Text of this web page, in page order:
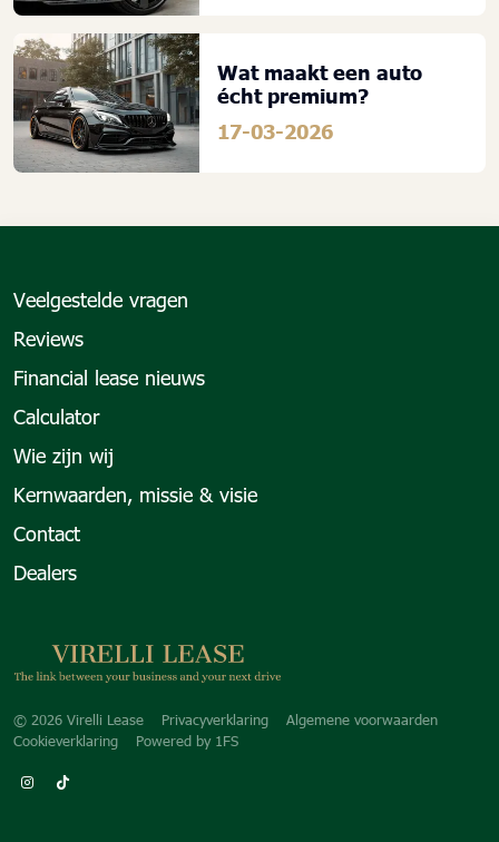
Wat maakt een auto
écht premium?
17-03-2026
Veelgestelde vragen
Reviews
Financial lease nieuws
Calculator
Wie zijn wij
Kernwaarden, missie & visie
Contact
Dealers
Copyright navigation
© 2026 Virelli Lease Privacyverklaring
Algemene voorwaarden
Cookieverklaring
Powered by 1FS